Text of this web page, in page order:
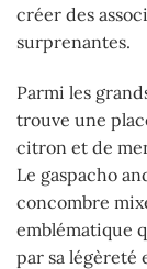
créer des
surprenantes.
Parmi les
trouve une
citron et de
Le gaspacho
concombre
emblématique
par sa légèreté